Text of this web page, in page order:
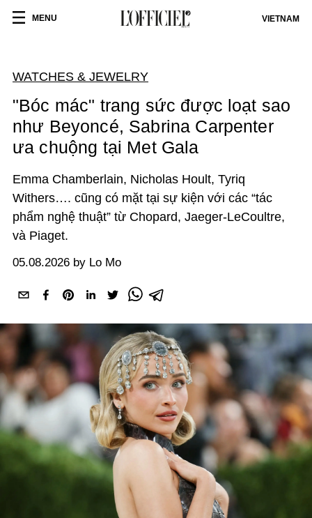
MENU VIETNAM
WATCHES & JEWELRY
"Bóc mác" trang sức được loạt sao
như Beyoncé, Sabrina Carpenter
ưa chuộng tại Met Gala
Emma Chamberlain, Nicholas Hoult, Tyriq
Withers…. cũng có mặt tại sự kiện với các “tác
phẩm nghệ thuật” từ Chopard, Jaeger-LeCoultre,
và Piaget.
05.08.2026 by Lo Mo